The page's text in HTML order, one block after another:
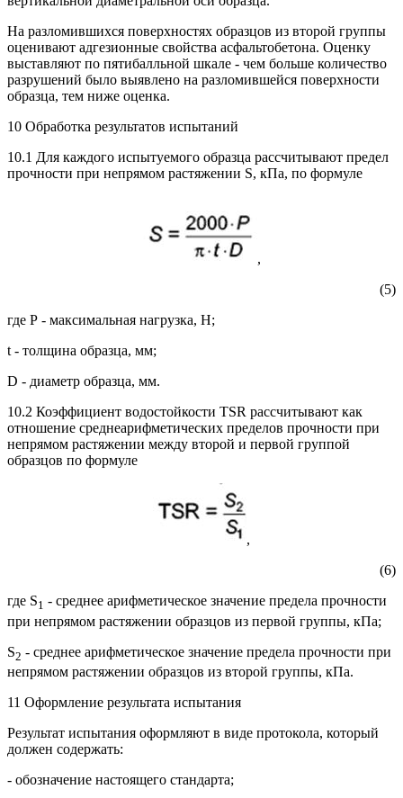
На разломившихся поверхностях образцов из второй группы
оценивают адгезионные свойства асфальтобетона. Оценку
выставляют по пятибалльной шкале - чем больше количество
разрушений было выявлено на разломившейся поверхности
образца, тем ниже оценка.
10 Обработка результатов испытаний
10.1 Для каждого испытуемого образца рассчитывают предел
прочности при непрямом растяжении S, кПа, по формуле
,
(5)
где Р - максимальная нагрузка, Н;
t - толщина образца, мм;
D - диаметр образца, мм.
10.2 Коэффициент водостойкости TSR рассчитывают как
отношение среднеарифметических пределов прочности при
непрямом растяжении между второй и первой группой
образцов по формуле
,
(6)
где S1 - среднее арифметическое значение предела прочности
при непрямом растяжении образцов из первой группы, кПа;
S2 - среднее арифметическое значение предела прочности при
непрямом растяжении образцов из второй группы, кПа.
11 Оформление результата испытания
Результат испытания оформляют в виде протокола, который
должен содержать:
- обозначение настоящего стандарта;